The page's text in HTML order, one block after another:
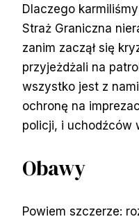
Dlaczego
Straż Graniczna
zanim zaczął się
przyjeżdżali na
wszystko jest z
ochronę na
policji, i uchodźców
Obawy
Powiem szczerze: